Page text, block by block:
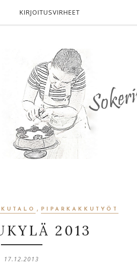
KIRJOITUSVIRHEET
, PIPARKAKKUTYÖT
2013
17.12.2013